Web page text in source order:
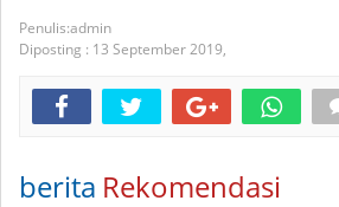
admin
Diposting : 13 September 2019,
berita Rekomendasi